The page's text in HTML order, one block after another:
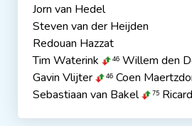
Jorn van Hedel
Steven van der Heijden
Redouan Hazzat
Tim Waterink
46 Willem den
Gavin Vlijter 46 Coen
Sebastiaan van Bakel
75